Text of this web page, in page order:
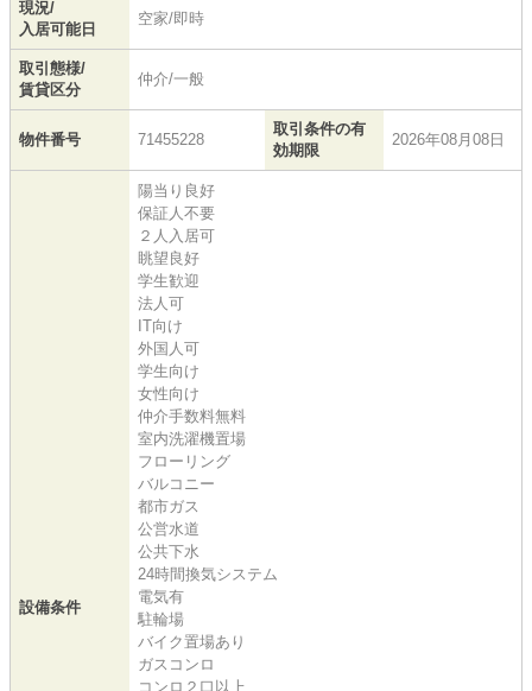
現況/
入居可能日
空家/即時
取引態様/
賃貸区分
仲介/一般
物件番号 71455228
取引条件の有
効期限
2026年08月08日
設備条件
陽当り良好
保証人不要
２人入居可
眺望良好
学生歓迎
法人可
IT向け
外国人可
学生向け
女性向け
仲介手数料無料
室内洗濯機置場
フローリング
バルコニー
都市ガス
公営水道
公共下水
24時間換気システム
電気有
駐輪場
バイク置場あり
ガスコンロ
コンロ２口以上